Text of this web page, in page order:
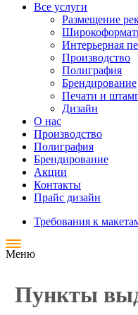
Все услуги
Размещение
Интерьерная
Производство
Полиграфия
Брендирование
Печати и
Дизайн
О нас
Производство
Полиграфия
Брендирование
Акции
Контакты
Прайс дизайн
Требования к
Меню
Пункты